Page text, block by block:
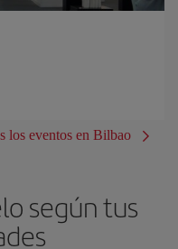
los eventos en Bilbao
según tus